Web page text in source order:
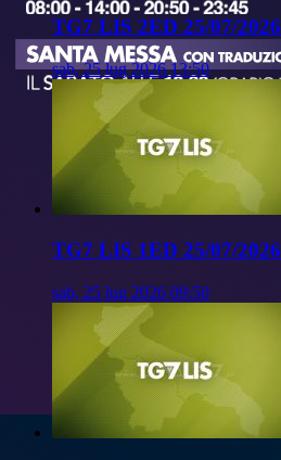
TG7 LIS 2ED 25/07/2026
sab, 25 lug 2026 13:50
TG7 LIS 1ED 25/07/2026
sab, 25 lug 2026 09:50